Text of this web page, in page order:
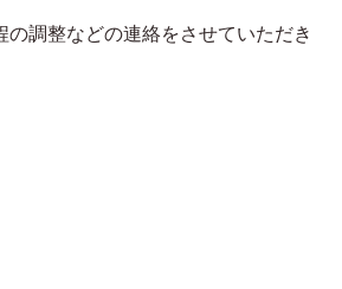
の調整などの連絡をさせていただき